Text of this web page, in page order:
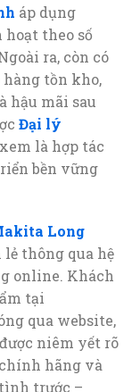
áp dụng
theo số
ra, còn có
tồn kho,
hậu mãi sau
Đại lý
xem là hợp tác
bền vững
Long
thông qua hệ
online. Khách
tại
qua website,
niêm yết rõ
hãng và
trước –